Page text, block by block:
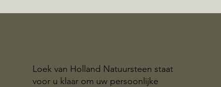
Loek van Holland Natuursteen staat
voor u klaar om uw persoonlijke